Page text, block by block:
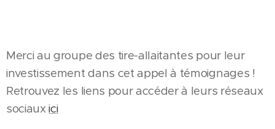
Merci au groupe des tire-allaitantes pour leur
investissement dans cet appel à témoignages !
Retrouvez les liens pour accéder à leurs réseaux
sociauxici